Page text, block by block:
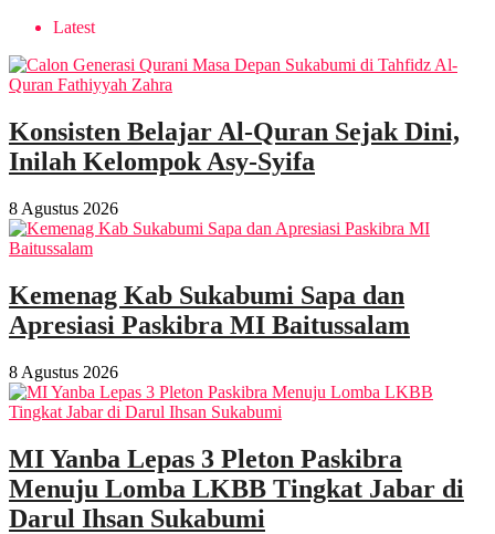
Latest
Konsisten Belajar Al-Quran Sejak Dini,
Inilah Kelompok Asy-Syifa
8 Agustus 2026
Kemenag Kab Sukabumi Sapa dan
Apresiasi Paskibra MI Baitussalam
8 Agustus 2026
MI Yanba Lepas 3 Pleton Paskibra
Menuju Lomba LKBB Tingkat Jabar di
Darul Ihsan Sukabumi